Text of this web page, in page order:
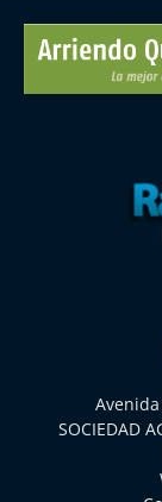
SOCIEDAD